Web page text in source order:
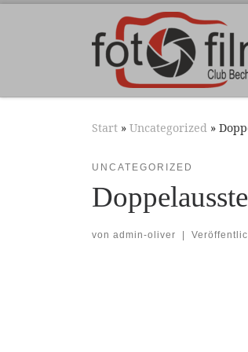
Zum Inhalt springen
Start » Uncategorized »
UNCATEGORIZED
von admin-oliver